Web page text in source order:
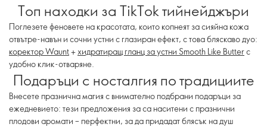
Топ находки за TikTok тийнейджъри
Поглезете феновете на красотата, които копнеят за сияйна кожа
отвътре-навън и сочни устни с глазиран ефект, с това бляскаво дуо:
коректор Waunt+хидратиращ гланц за устни Smooth Like Butterс
удобно клик-отваряне.
Подаръци с носталгия по традициите
Внесете празнична магия с внимателно подбрани подаръци за
ежедневието: тези предложения за са наситени с празнични
плодови аромати – перфектни, за да придадат блясък на душ